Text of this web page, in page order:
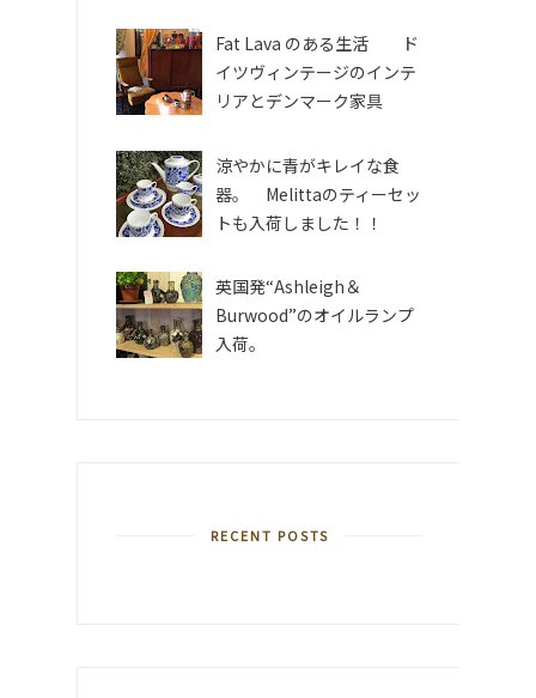
Fat Lava のある生活 ド
イツヴィンテージのインテ
リアとデンマーク家具
涼やかに青がキレイな食
器。 Melittaのティーセッ
トも入荷しました！！
英国発“Ashleigh＆
Burwood”のオイルランプ
入荷。
RECENT POSTS